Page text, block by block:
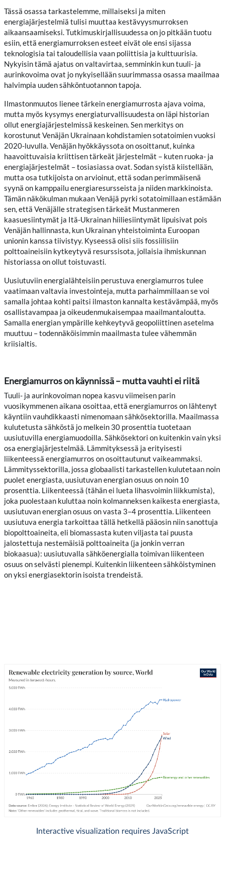
Tässä osassa tarkastelemme, millaiseksi ja miten
energiajärjestelmiä tulisi muuttaa kestävyysmurroksen
aikaansaamiseksi. Tutkimuskirjallisuudessa on jo pitkään tuotu
esiin, että energiamurroksen esteet eivät ole ensi sijassa
teknologisia tai taloudellisia vaan poliittisia ja kulttuurisia.
Nykyisin tämä ajatus on valtavirtaa, semminkin kun tuuli- ja
aurinkovoima ovat jo nykyisellään suurimmassa osassa maailmaa
halvimpia uuden sähköntuotannon tapoja.
Ilmastonmuutos lienee tärkein energiamurrosta ajava voima,
mutta myös kysymys energiaturvallisuudesta on läpi historian
ollut energiajärjestelmissä keskeinen. Sen merkitys on
korostunut Venäjän Ukrainaan kohdistamien sotatoimien vuoksi
2020-luvulla. Venäjän hyökkäyssota on osoittanut, kuinka
haavoittuvaisia kriittisen tärkeät järjestelmät – kuten ruoka- ja
energiajärjestelmät – tosiasiassa ovat. Sodan syistä kiistellään,
mutta osa tutkijoista on arvioinut, että sodan perimmäisenä
syynä on kamppailu energiaresursseista ja niiden markkinoista.
Tämän näkökulman mukaan Venäjä pyrki sotatoimillaan estämään
sen, että Venäjälle strategisen tärkeät Mustanmeren
kaasuesiintymät ja Itä-Ukrainan hiiliesiintymät lipuisivat pois
Venäjän hallinnasta, kun Ukrainan yhteistoiminta Euroopan
unionin kanssa tiivistyy. Kyseessä olisi siis fossiilisiin
polttoaineisiin kytkeytyvä resurssisota, jollaisia ihmiskunnan
historiassa on ollut toistuvasti.
Uusiutuviin energialähteisiin perustuva energiamurros tulee
vaatimaan valtavia investointeja, mutta parhaimmillaan se voi
samalla johtaa kohti paitsi ilmaston kannalta kestävämpää, myös
osallistavampaa ja oikeudenmukaisempaa maailmantaloutta.
Samalla energian ympärille kehkeytyvä geopoliittinen asetelma
muuttuu – todennäköisimmin maailmasta tulee vähemmän
kriisialtis.
Energiamurros on käynnissä – mutta vauhti ei riitä
Tuuli- ja aurinkovoiman nopea kasvu viimeisen parin
vuosikymmenen aikana osoittaa, että energiamurros on lähtenyt
käyntiin vauhdikkaasti nimenomaan sähkösektorilla. Maailmassa
kulutetusta sähköstä jo melkein 30 prosenttia tuotetaan
uusiutuvilla energiamuodoilla. Sähkösektori on kuitenkin vain yksi
osa energiajärjestelmää. Lämmityksessä ja erityisesti
liikenteessä energiamurros on osoittautunut vaikeammaksi.
Lämmityssektorilla, jossa globaalisti tarkastellen kulutetaan noin
puolet energiasta, uusiutuvan energian osuus on noin 10
prosenttia. Liikenteessä (tähän ei lueta lihasvoimin liikkumista),
joka puolestaan kuluttaa noin kolmanneksen kaikesta energiasta,
uusiutuvan energian osuus on vasta 3–4 prosenttia. Liikenteen
uusiutuva energia tarkoittaa tällä hetkellä pääosin niin sanottuja
biopolttoaineita, eli biomassasta kuten viljasta tai puusta
jalostettuja nestemäisiä polttoaineita (ja jonkin verran
biokaasua): uusiutuvalla sähköenergialla toimivan liikenteen
osuus on selvästi pienempi. Kuitenkin liikenteen sähköistyminen
on yksi energiasektorin isoista trendeistä.